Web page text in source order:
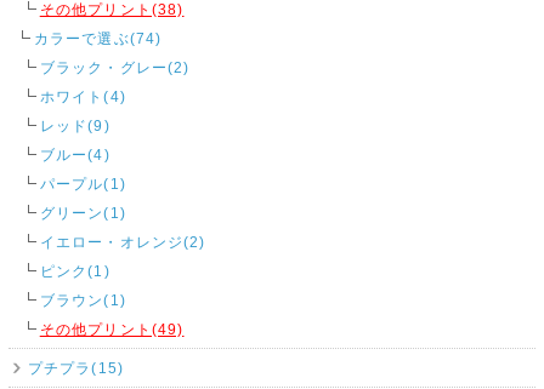
その他プリント(38)
カラーで選ぶ(74)
ブラック・グレー(2)
ホワイト(4)
レッド(9)
ブルー(4)
パープル(1)
グリーン(1)
イエロー・オレンジ(2)
ピンク(1)
ブラウン(1)
その他プリント(49)
プチプラ(15)